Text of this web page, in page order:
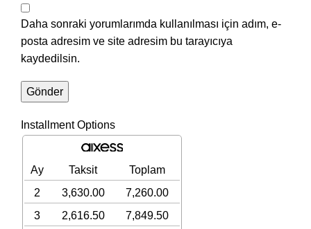
Daha sonraki yorumlarımda kullanılması için adım, e-
posta adresim ve site adresim bu tarayıcıya
kaydedilsin.
Installment Options
Ay Taksit
Toplam
2
3,630.00
7,260.00
3
2,616.50
7,849.50